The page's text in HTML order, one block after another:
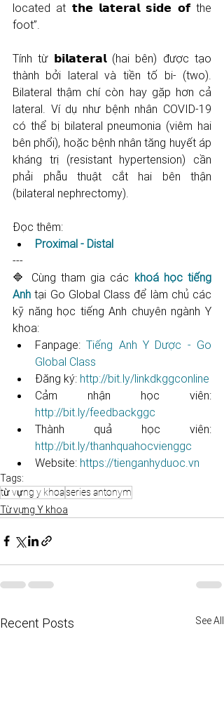
located at 𝘁𝗵𝗲 𝗹𝗮𝘁𝗲𝗿𝗮𝗹 𝘀𝗶𝗱𝗲 𝗼𝗳 the
foot”.
Tính từ 𝗯𝗶𝗹𝗮𝘁𝗲𝗿𝗮𝗹 (hai bên) được tạo
thành bởi lateral và tiền tố bi- (two).
Bilateral thậm chí còn hay gặp hơn cả
lateral. Ví dụ như bệnh nhân COVID-19
có thể bị bilateral pneumonia (viêm hai
bên phổi), hoặc bệnh nhân tăng huyết áp
kháng trị (resistant hypertension) cần
phải phẫu thuật cắt hai bên thận
(bilateral nephrectomy).
Đọc thêm:
Proximal - Distal
---
🔷 Cùng tham gia các khoá học tiếng
Anh tại Go Global Class để làm chủ các
kỹ năng học tiếng Anh chuyên ngành Y
khoa:
Fanpage: Tiếng Anh Y Dược - Go
Global Class
Đăng ký: http://bit.ly/linkdkggconline​​​​​​​​​​​
http://bit.ly/feedbackggc​​​​​​​​​​​
http://bit.ly/thanhquahocvienggc​​​​​
Website: https://tienganhyduoc.vn
Tags:
từ vựng y khoaseries antonym
Từ vựng Y khoa
Recent Posts See All